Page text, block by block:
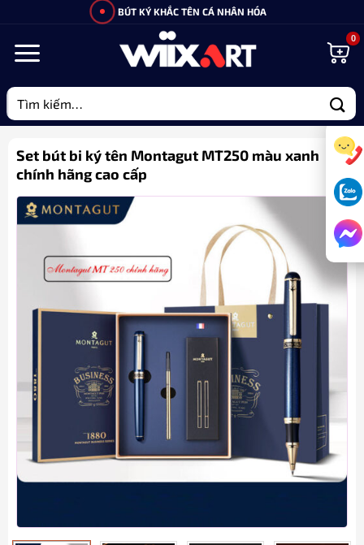
nội
BÚT KÝ KHẮC TÊN CÁ NHÂN HÓA
Tìm
kiếm:
Set bút bi ký tên Montagut MT250 màu xanh
chính hãng cao cấp